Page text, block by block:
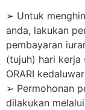
➢ Untuk
anda, lakukan
pembayaran
(tujuh) hari kerja
ORARI
➢ Permohonan
dilakukan